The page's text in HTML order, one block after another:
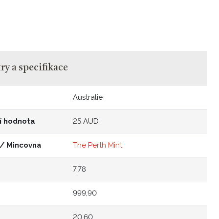
a specifikace
Australie
hodnota 25 AUD
Mincovna The Perth Mint
7,78
999,90
20,60